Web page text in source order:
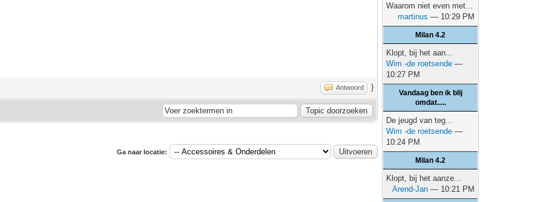
Antwoord }
Ga naar locatie:
Waarom niet even met...
martinus — 10:29 PM
Milan 4.2
Klopt, bij het aan...
Wim -de roetsende —
10:27 PM
Vandaag ben ik blij
omdat.....
De jeugd van teg...
Wim -de roetsende —
10:24 PM
Milan 4.2
Klopt, bij het aanze...
Arend-Jan — 10:21 PM